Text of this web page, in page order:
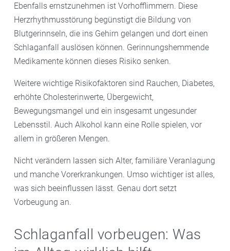
Ebenfalls ernstzunehmen ist Vorhofflimmern. Diese
Herzrhythmusstörung begünstigt die Bildung von
Blutgerinnseln, die ins Gehirn gelangen und dort einen
Schlaganfall auslösen können. Gerinnungshemmende
Medikamente können dieses Risiko senken.
Weitere wichtige Risikofaktoren sind Rauchen, Diabetes,
erhöhte Cholesterinwerte, Übergewicht,
Bewegungsmangel und ein insgesamt ungesunder
Lebensstil. Auch Alkohol kann eine Rolle spielen, vor
allem in größeren Mengen.
Nicht verändern lassen sich Alter, familiäre Veranlagung
und manche Vorerkrankungen. Umso wichtiger ist alles,
was sich beeinflussen lässt. Genau dort setzt
Vorbeugung an.
Schlaganfall vorbeugen: Was